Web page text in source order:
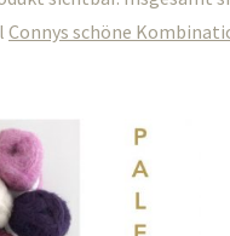
Connys schöne